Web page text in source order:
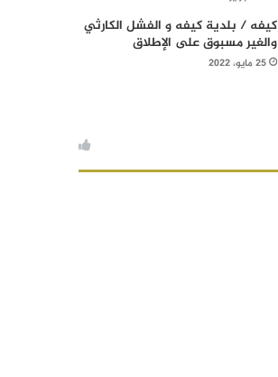
كيفه / بلدية كيفه و الفشل الكارثي
والغير مسبوق على الإطلاق
25 مايو، 2022